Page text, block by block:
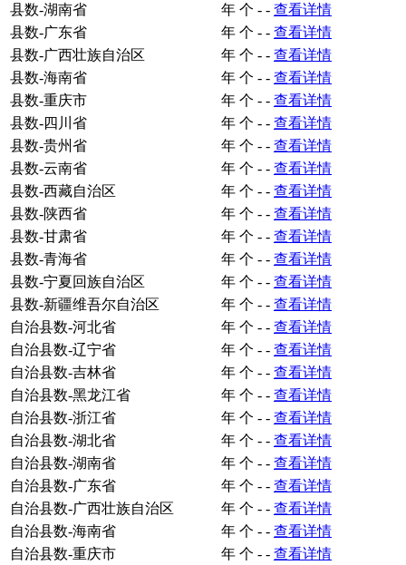
县数-湖南省
年 个 - - 查看详情
县数-广东省
年 个 - - 查看详情
县数-广西壮族自治区
年 个 - - 查看详情
县数-海南省
年 个 - - 查看详情
县数-重庆市
年 个 - - 查看详情
县数-四川省
年 个 - - 查看详情
县数-贵州省
年 个 - - 查看详情
县数-云南省
年 个 - - 查看详情
县数-西藏自治区
年 个 - - 查看详情
县数-陕西省
年 个 - - 查看详情
县数-甘肃省
年 个 - - 查看详情
县数-青海省
年 个 - - 查看详情
县数-宁夏回族自治区
年 个 - - 查看详情
县数-新疆维吾尔自治区
年 个 - - 查看详情
自治县数-河北省
年 个 - - 查看详情
自治县数-辽宁省
年 个 - - 查看详情
自治县数-吉林省
年 个 - - 查看详情
自治县数-黑龙江省
年 个 - - 查看详情
自治县数-浙江省
年 个 - - 查看详情
自治县数-湖北省
年 个 - - 查看详情
自治县数-湖南省
年 个 - - 查看详情
自治县数-广东省
年 个 - - 查看详情
自治县数-广西壮族自治区
年 个 - - 查看详情
自治县数-海南省
年 个 - - 查看详情
自治县数-重庆市
年 个 - - 查看详情